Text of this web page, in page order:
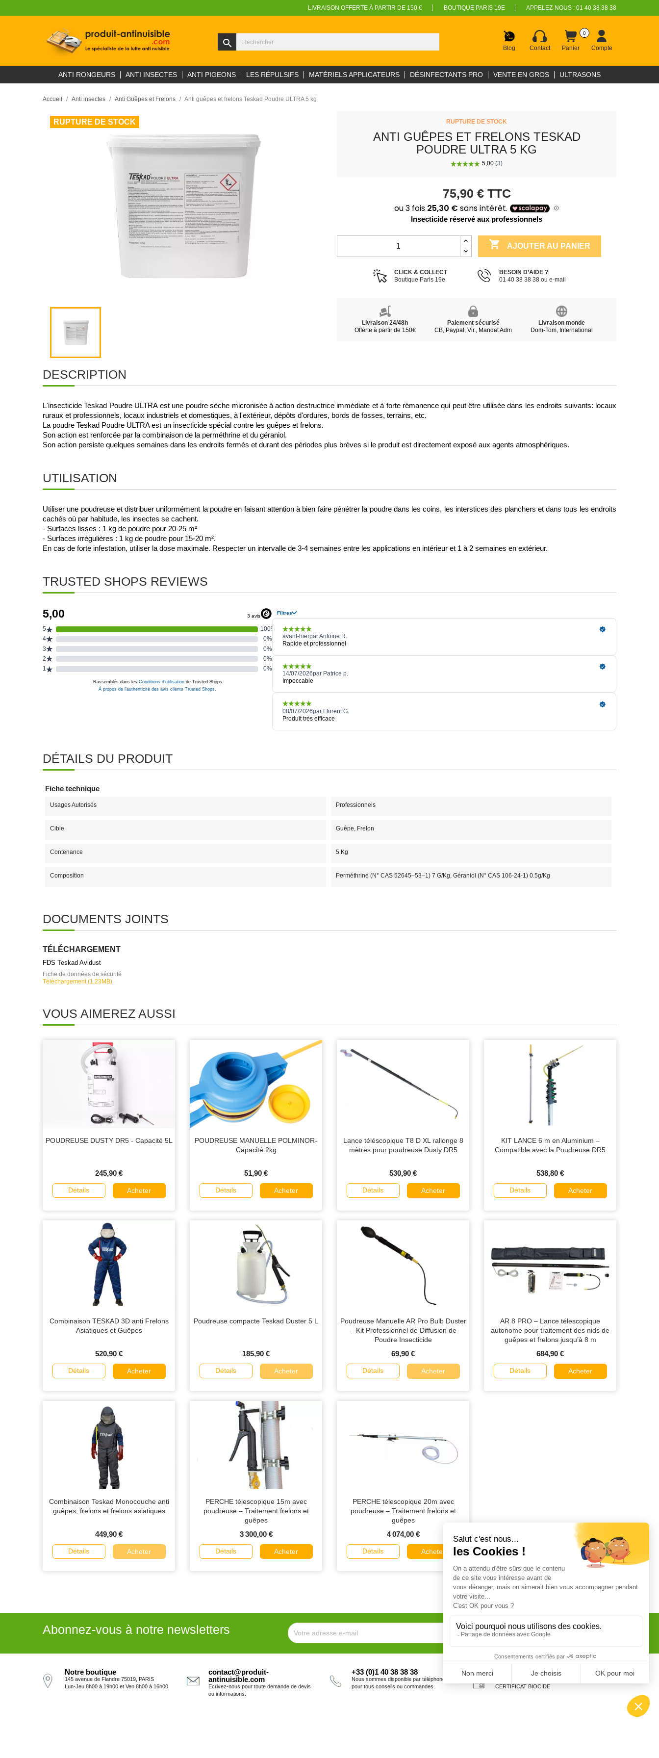
LIVRAISON OFFERTE À PARTIR DE 150 € BOUTIQUE PARIS 19E APPELEZ-NOUS : 01 40 38 38 38
search Blog Contact Panier
0
Compte
ANTI RONGEURS ANTI INSECTES ANTI PIGEONS LES RÉPULSIFS MATÉRIELS APPLICATEURS DÉSINFECTANTS PRO VENTE EN GROS ULTRASONS
Accueil Anti insectes Anti Guêpes et Frelons Anti guêpes et frelons Teskad Poudre ULTRA 5 kg
RUPTURE DE STOCK RUPTURE DE STOCK
ANTI GUÊPES ET FRELONS TESKAD
POUDRE ULTRA 5 KG
75,90 € TTC
Insecticide réservé aux professionnels
 AJOUTER AU PANIER
CLICK & COLLECT
Boutique Paris 19e
BESOIN D’AIDE ?
01 40 38 38 38 ou e-mail
Livraison 24/48h
Offerte à partir de 150€
Paiement sécurisé
CB, Paypal, Vir., Mandat Adm
Livraison monde
Dom-Tom, International
DESCRIPTION
L'insecticide Teskad Poudre ULTRA est une poudre sèche micronisée à action destructrice immédiate et à forte rémanence qui peut être utilisée dans les endroits suivants: locaux
ruraux et professionnels, locaux industriels et domestiques, à l'extérieur, dépôts d'ordures, bords de fosses, terrains, etc.
La poudre Teskad Poudre ULTRA est un insecticide spécial contre les guêpes et frelons.
Son action est renforcée par la combinaison de la perméthrine et du géraniol.
Son action persiste quelques semaines dans les endroits fermés et durant des périodes plus brèves si le produit est directement exposé aux agents atmosphériques.
UTILISATION
Utiliser une poudreuse et distribuer uniformément la poudre en faisant attention à bien faire pénétrer la poudre dans les coins, les interstices des planchers et dans tous les endroits
cachés où par habitude, les insectes se cachent.
- Surfaces lisses : 1 kg de poudre pour 20-25 m²
- Surfaces irrégulières : 1 kg de poudre pour 15-20 m².
En cas de forte infestation, utiliser la dose maximale. Respecter un intervalle de 3-4 semaines entre les applications en intérieur et 1 à 2 semaines en extérieur.
TRUSTED SHOPS REVIEWS
DÉTAILS DU PRODUIT
Fiche technique
Usages Autorisés Professionnels
Cible Guêpe, Frelon
Contenance 5 Kg
Composition Perméthrine (N° CAS 52645–53–1) 7 G/kg, Géraniol (N° CAS 106-24-1) 0.5g/kg
DOCUMENTS JOINTS
TÉLÉCHARGEMENT
FDS Teskad Avidust
Fiche de données de sécurité
Téléchargement (1.23MB)
VOUS AIMEREZ AUSSI
POUDREUSE DUSTY DR5 - Capacité 5L
245,90 €
Détails Acheter
POUDREUSE MANUELLE POLMINOR-
Capacité 2kg
51,90 €
Détails Acheter
Lance téléscopique T8 D XL rallonge 8
mètres pour poudreuse Dusty DR5
530,90 €
Détails Acheter
KIT LANCE 6 m en Aluminium –
Compatible avec la Poudreuse DR5
538,80 €
Détails Acheter
Combinaison TESKAD 3D anti Frelons
Asiatiques et Guêpes
520,90 €
Détails Acheter
Poudreuse compacte Teskad Duster 5 L
185,90 €
Détails Acheter
Poudreuse Manuelle AR Pro Bulb Duster
– Kit Professionnel de Diffusion de
Poudre Insecticide
69,90 €
Détails Acheter
AR 8 PRO – Lance télescopique
autonome pour traitement des nids de
guêpes et frelons jusqu’à 8 m
684,90 €
Détails Acheter
Combinaison Teskad Monocouche anti
guêpes, frelons et frelons asiatiques
449,90 €
Détails Acheter
PERCHE télescopique 15m avec
poudreuse – Traitement frelons et
guêpes
3 300,00 €
Détails Acheter
PERCHE télescopique 20m avec
poudreuse – Traitement frelons et
guêpes
4 074,00 €
Détails Acheter
Abonnez-vous à notre newsletters
Notre boutique
145 avenue de Flandre 75019, PARIS
Lun-Jeu 8h00 à 19h00 et Ven 8h00 à 16h00
contact@produit-
antinuisible.com
Ecrivez-nous pour toute demande de devis
ou informations.
+33 (0)1 40 38 38 38
Nous sommes disponible par téléphone
pour tous conseils ou commandes.
Certifications
CERTIFICAT BIOCIDE